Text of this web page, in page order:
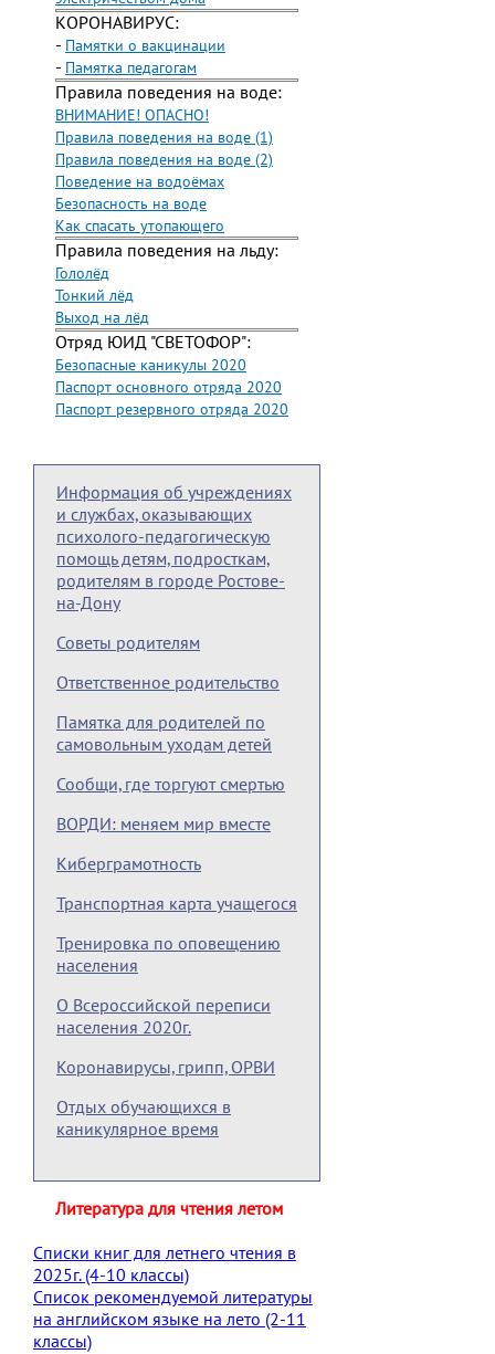
КОРОНАВИРУС:
- Памятки о вакцинации
- Памятка педагогам
Правила поведения на воде:
ВНИМАНИЕ! ОПАСНО!
Правила поведения на воде (1)
Правила поведения на воде (2)
Поведение на водоёмах
Безопасность на воде
Как спасать утопающего
Правила поведения на льду:
Гололёд
Тонкий лёд
Выход на лёд
Отряд ЮИД "СВЕТОФОР":
Безопасные каникулы 2020
Паспорт основного отряда 2020
Паспорт резервного отряда 2020
Информация об учреждениях
и службах, оказывающих
психолого-педагогическую
помощь детям, подросткам,
родителям в городе Ростове-
на-Дону
Советы родителям
Ответственное родительство
Памятка для родителей по
самовольным уходам детей
Сообщи, где торгуют смертью
ВОРДИ: меняем мир вместе
Киберграмотность
Транспортная карта учащегося
Тренировка по оповещению
населения
О Всероссийской переписи
населения 2020г.
Коронавирусы, грипп, ОРВИ
Отдых обучающихся в
каникулярное время
Литература для чтения летом
Списки книг для летнего чтения в
2025г. (4-10 классы)
Список рекомендуемой литературы
на английском языке на лето (2-11
классы)